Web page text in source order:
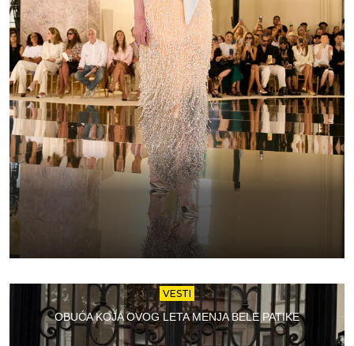
VESTI
OBUĆA KOJA OVOG LETA MENJA BELE PATIKE